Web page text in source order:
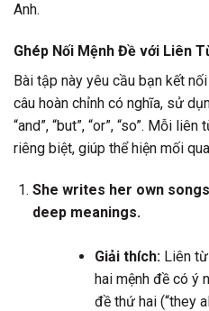
Anh.
Ghép Nối Mệnh Đề với Liên
Bài tập này yêu cầu bạn kết
câu hoàn chỉnh có nghĩa, sử
“and”, “but”, “or”, “so”. Mỗi
riêng biệt, giúp thể hiện mối
She writes her own
deep meanings.
Giải thích:Liên từ
hai mệnh đề có ý
đề thứ hai (“they